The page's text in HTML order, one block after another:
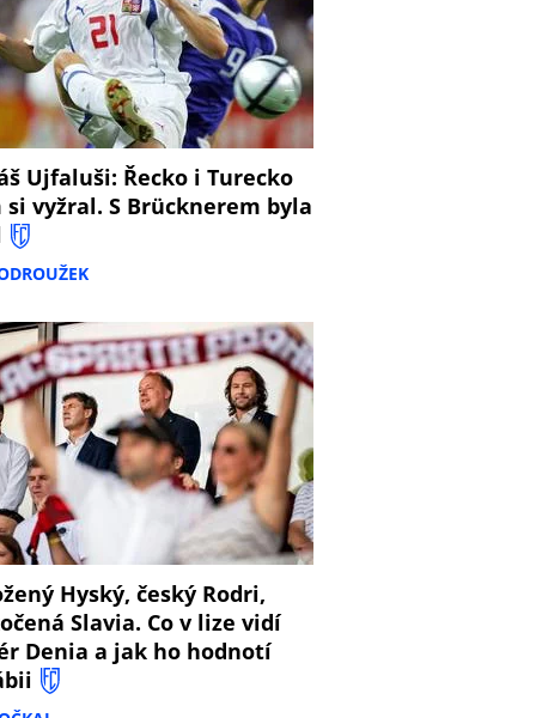
Ujfaluši: Řecko i Turecko
si vyžral. S Brücknerem byla
Hyský, český Rodri,
Slavia. Co v lize vidí
Denia a jak ho hodnotí
8